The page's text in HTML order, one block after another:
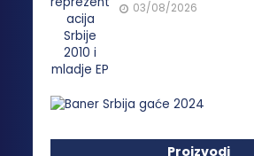
03/08/2026
Proizvodi